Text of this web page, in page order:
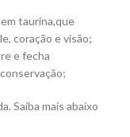
taurina,que
coração e visão;
e fecha
Saiba mais abaixo